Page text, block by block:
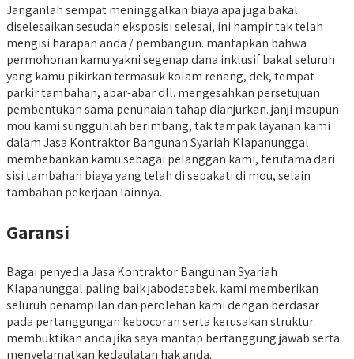
Janganlah sempat meninggalkan biaya apa juga bakal
diselesaikan sesudah eksposisi selesai, ini hampir tak telah
mengisi harapan anda / pembangun. mantapkan bahwa
permohonan kamu yakni segenap dana inklusif bakal seluruh
yang kamu pikirkan termasuk kolam renang, dek, tempat
parkir tambahan, abar-abar dll. mengesahkan persetujuan
pembentukan sama penunaian tahap dianjurkan. janji maupun
mou kami sungguhlah berimbang, tak tampak layanan kami
dalam Jasa Kontraktor Bangunan Syariah Klapanunggal
membebankan kamu sebagai pelanggan kami, terutama dari
sisi tambahan biaya yang telah di sepakati di mou, selain
tambahan pekerjaan lainnya.
Garansi
Bagai penyedia Jasa Kontraktor Bangunan Syariah
Klapanunggal paling baik jabodetabek. kami memberikan
seluruh penampilan dan perolehan kami dengan berdasar
pada pertanggungan kebocoran serta kerusakan struktur.
membuktikan anda jika saya mantap bertanggung jawab serta
menyelamatkan kedaulatan hak anda.